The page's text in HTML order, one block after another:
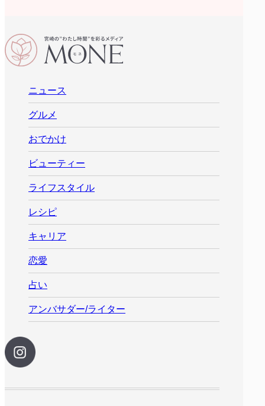
ニュース
グルメ
おでかけ
ビューティー
ライフスタイル
レシピ
キャリア
恋愛
占い
アンバサダー/ライター